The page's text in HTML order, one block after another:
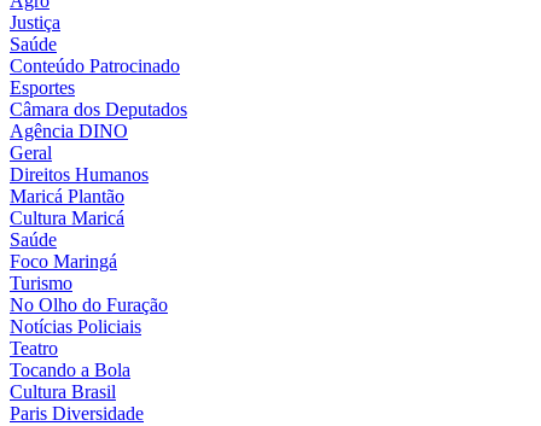
Justiça
Saúde
Conteúdo Patrocinado
Esportes
Câmara dos Deputados
Agência DINO
Geral
Direitos Humanos
Maricá Plantão
Cultura Maricá
Saúde
Foco Maringá
Turismo
No Olho do Furação
Notícias Policiais
Teatro
Tocando a Bola
Cultura Brasil
Paris Diversidade